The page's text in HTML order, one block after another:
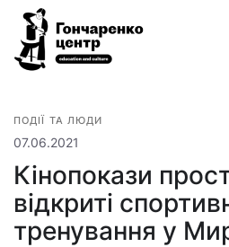
центр
безкоштовних
відкритих
освітньо-
культурних
просторів
ПОДІЇ ТА ЛЮДИ
07.06.2021
Кінопокази
відкриті
тренування у